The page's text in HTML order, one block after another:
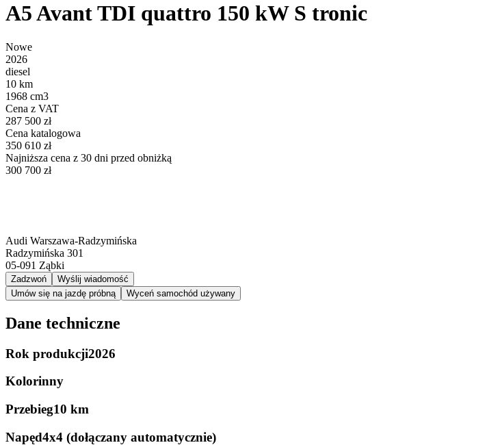
A5 Avant TDI quattro 150 kW S tronic
Nowe
2026
diesel
10 km
1968 cm3
Cena z VAT
287 500 zł
Cena katalogowa
350 610 zł
Najniższa cena z 30 dni przed obniżką
300 700 zł
Audi Warszawa-Radzymińska
Radzymińska 301
05-091 Ząbki
Zadzwoń
Wyślij wiadomość
Umów się na jazdę próbną
Wyceń samochód używany
Dane techniczne
Rok produkcji2026
Kolorinny
Przebieg10 km
Napęd4x4 (dołączany automatycznie)